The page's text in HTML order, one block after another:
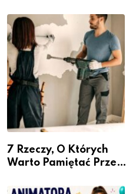
– nabór dla
przedsiębiorców
7 Rzeczy, O Których
Warto Pamiętać Przed